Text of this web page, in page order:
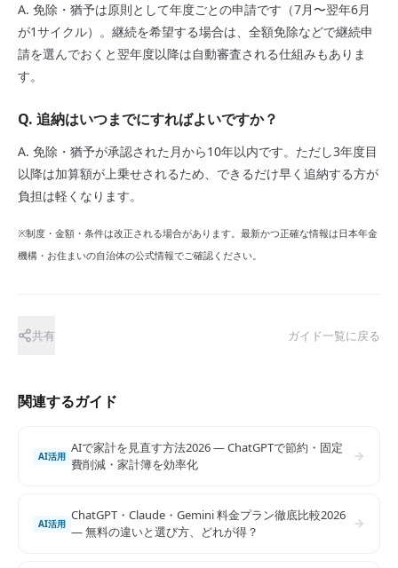
A. 免除・猶予は原則として年度ごとの申請です（7月〜翌年6月
が1サイクル）。継続を希望する場合は、全額免除などで継続申
請を選んでおくと翌年度以降は自動審査される仕組みもありま
す。
Q. 追納はいつまでにすればよいですか？
A. 免除・猶予が承認された月から10年以内です。ただし3年度目
以降は加算額が上乗せされるため、できるだけ早く追納する方が
負担は軽くなります。
※制度・金額・条件は改正される場合があります。最新かつ正確な情報は日本年金
機構・お住まいの自治体の公式情報でご確認ください。
共有 ガイド一覧に戻る
関連するガイド
AI活用
AIで家計を見直す方法2026 — ChatGPTで節約・固定
費削減・家計簿を効率化
AI活用
ChatGPT・Claude・Gemini 料金プラン徹底比較2026
— 無料の違いと選び方、どれが得？